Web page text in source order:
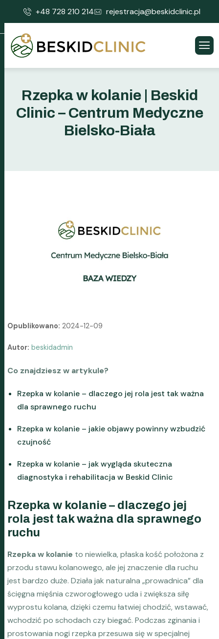
+48 728 210 214 rejestracja@beskidclinic.pl
Rzepka w kolanie | Beskid
Clinic – Centrum Medyczne
Bielsko-Biała
Opublikowano: 2024-12-09
Autor: beskidadmin
Co znajdziesz w artykule?
Rzepka w kolanie – dlaczego jej rola jest tak ważna
dla sprawnego ruchu
Rzepka w kolanie – jakie objawy powinny wzbudzić
czujność
Rzepka w kolanie – jak wygląda skuteczna
diagnostyka i rehabilitacja w Beskid Clinic
Rzepka w kolanie – dlaczego jej
rola jest tak ważna dla sprawnego
ruchu
Rzepka w kolanie to niewielka, płaska kość położona z
przodu stawu kolanowego, ale jej znaczenie dla ruchu
jest bardzo duże. Działa jak naturalna „prowadnica” dla
ścięgna mięśnia czworogłowego uda i zwiększa siłę
wyprostu kolana, dzięki czemu łatwiej chodzić, wstawać,
wchodzić po schodach czy biegać. Podczas zginania i
prostowania nogi rzepka przesuwa się w specjalnej